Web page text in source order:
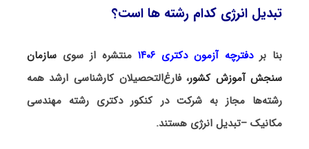
تبدیل انرژی کدام رشته ها است؟
بنا بردفترچه آزمون دکتری ۱۴۰۶ منتشره از سویسازمان
سنجش آموزش کشور، فارغ‌التحصیلان کارشناسی ارشد همه
رشته‌ها مجاز به شرکت در کنکور دکتری رشته مهندسی
مکانیک –تبدیل انرژی هستند.